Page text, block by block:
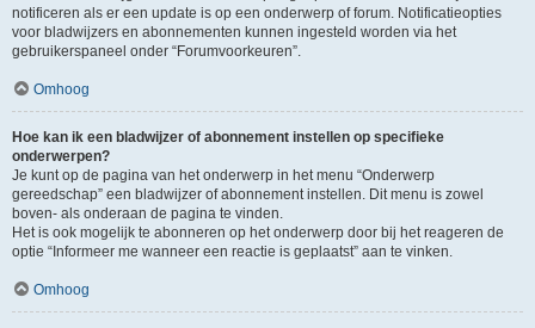
notificeren als er een update is op een onderwerp of forum. Notificatieopties
voor bladwijzers en abonnementen kunnen ingesteld worden via het
gebruikerspaneel onder “Forumvoorkeuren”.
Omhoog
Hoe kan ik een bladwijzer of abonnement instellen op specifieke
onderwerpen?
Je kunt op de pagina van het onderwerp in het menu “Onderwerp
gereedschap” een bladwijzer of abonnement instellen. Dit menu is zowel
boven- als onderaan de pagina te vinden.
Het is ook mogelijk te abonneren op het onderwerp door bij het reageren de
optie “Informeer me wanneer een reactie is geplaatst” aan te vinken.
Omhoog